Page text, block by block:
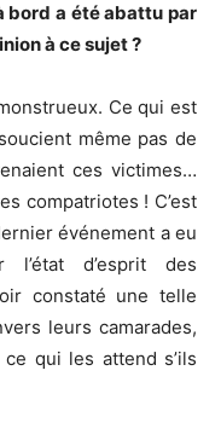
bord a été abattu par
à ce sujet ?
Ce qui est
même pas de
ces victimes…
compatriotes ! C’est
événement a eu
d’esprit des
constaté une telle
leurs camarades,
qui les attend s’ils